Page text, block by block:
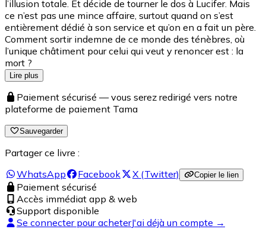
l’illusion totale. Et décide de tourner le dos à Lucifer. Mais
ce n’est pas une mince affaire, surtout quand on s’est
entièrement dédié à son service et qu’on en a fait un père.
Comment sortir indemne de ce monde des ténèbres, où
l’unique châtiment pour celui qui veut y renoncer est : la
mort ?
Lire plus
Paiement sécurisé — vous serez redirigé vers notre
plateforme de paiement Tama
Sauvegarder
Partager ce livre :
WhatsApp
Facebook X (Twitter) Copier le lien
Paiement sécurisé
Accès immédiat app & web
Support disponible
Se connecter pour acheterJ'ai déjà un compte →